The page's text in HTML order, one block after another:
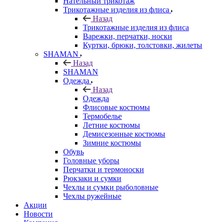
Трикотажные изделия из флиса
Назад
Трикотажные изделия из флиса
Варежки, перчатки, носки
Куртки, брюки, толстовки, жилеты
SHAMAN
Назад
SHAMAN
Одежда
Назад
Одежда
Флисовые костюмы
Термобелье
Летние костюмы
Демисезонные костюмы
Зимние костюмы
Обувь
Головные уборы
Перчатки и термоноски
Рюкзаки и сумки
Чехлы и сумки рыболовные
Чехлы ружейные
Акции
Новости